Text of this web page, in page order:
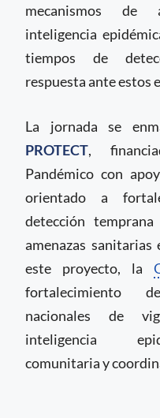
mecanismos de
inteligencia
tiempos de
respuesta ante estos
La jornada se
PROTECT,
Pandémico con
orientado a
detección
amenazas
este proyecto, la
fortalecimiento
nacionales de
inteligencia
comunitaria y